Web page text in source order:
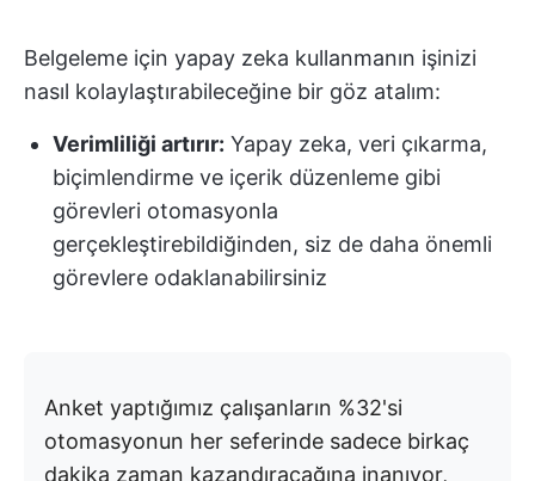
Belgeleme için yapay zeka kullanmanın işinizi
nasıl kolaylaştırabileceğine bir göz atalım:
Verimliliği artırır: Yapay zeka, veri çıkarma,
biçimlendirme ve içerik düzenleme gibi
görevleri otomasyonla
gerçekleştirebildiğinden, siz de daha önemli
görevlere odaklanabilirsiniz
Anket yaptığımız çalışanların %32'si
otomasyonun her seferinde sadece birkaç
dakika zaman kazandıracağına inanıyor,